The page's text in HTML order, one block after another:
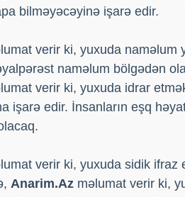
bilməyəcəyinə işarə edir.
verir ki, yuxuda naməlum
naməlum bölgədən
verir ki, yuxuda idrar
işarə edir. İnsanların eşq
verir ki, yuxuda sidik ifraz
Anarim.Az məlumat verir ki,